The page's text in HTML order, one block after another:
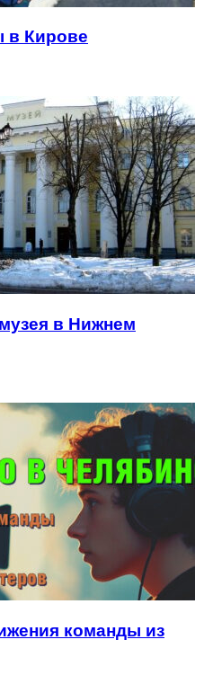
в Кирове
в Нижнем
команды из